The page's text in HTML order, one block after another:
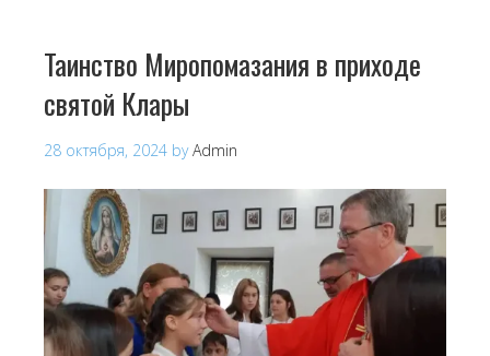
Таинство Миропомазания в приходе
святой Клары
28 октября, 2024 byAdmin